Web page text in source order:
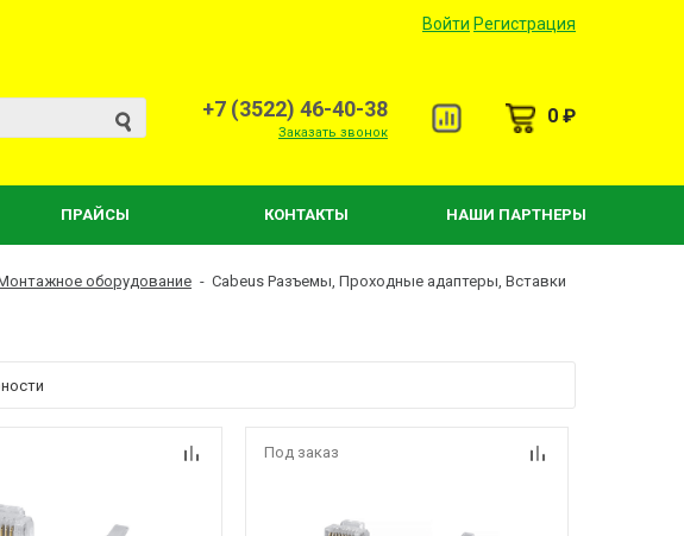
Войти Регистрация
+7 (3522) 46-40-38
Заказать звонок
0 ₽
ПРАЙСЫ КОНТАКТЫ НАШИ ПАРТНЕРЫ
оборудование - Cabeus Разъемы, Проходные адаптеры, Вставки
Под заказ